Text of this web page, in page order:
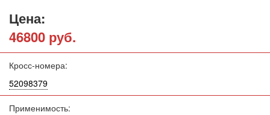
Цена:
46800 руб.
Кросс-номера:
52098379
Применимость: